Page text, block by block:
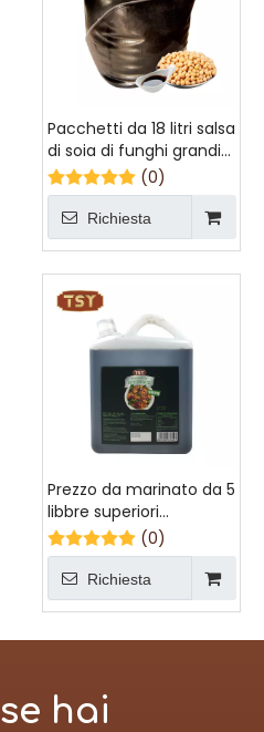
Pacchetti da 18 litri salsa
di soia di funghi grandi
per colorare (0)
Richiesta
Prezzo da marinato da 5
libbre superiori
aromatizzati a buon
mercato salsa di soia di
funghi grandi per pollo
marsala
(0)
Richiesta
hai